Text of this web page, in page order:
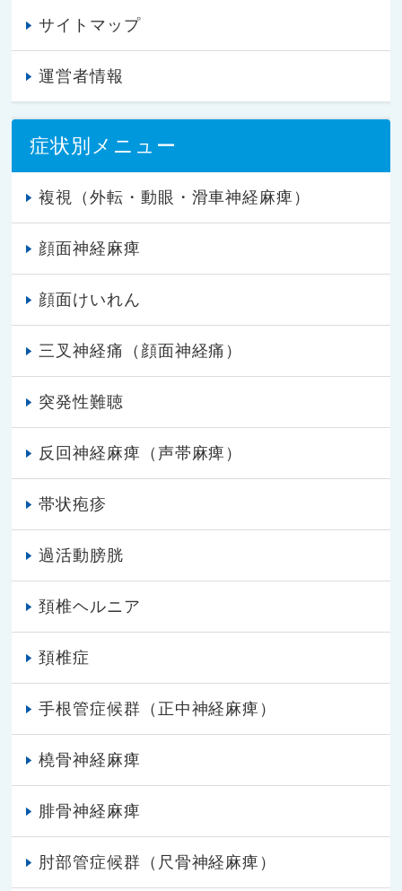
サイトマップ
運営者情報
症状別メニュー
複視（外転・動眼・滑車神経麻痺）
顔面神経麻痺
顔面けいれん
三叉神経痛（顔面神経痛）
突発性難聴
反回神経麻痺（声帯麻痺）
帯状疱疹
過活動膀胱
頚椎ヘルニア
頚椎症
手根管症候群（正中神経麻痺）
橈骨神経麻痺
腓骨神経麻痺
肘部管症候群（尺骨神経麻痺）